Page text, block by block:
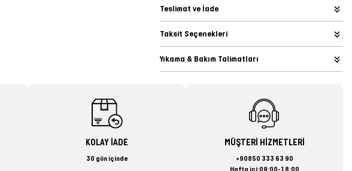
Teslimat ve İade
Taksit Seçenekleri
Yıkama & Bakım Talimatları
KOLAY İADE
30 gün içinde
MÜŞTERİ HİZMETLERİ
+90850 333 63 90
Hafta içi:09:00-18:00